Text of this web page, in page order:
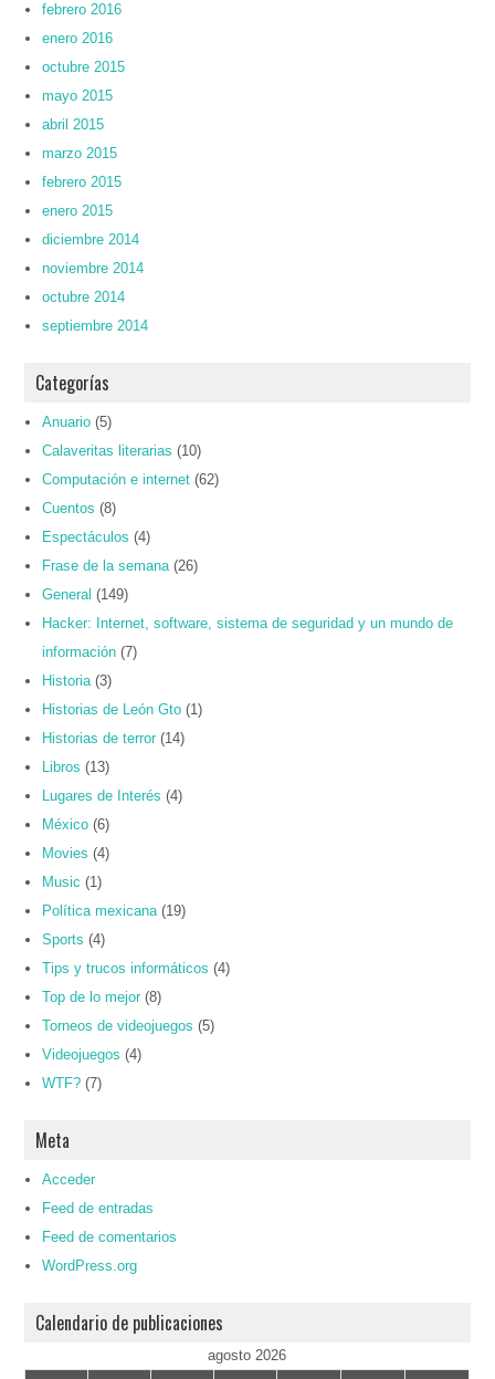
febrero 2016
enero 2016
octubre 2015
mayo 2015
abril 2015
marzo 2015
febrero 2015
enero 2015
diciembre 2014
noviembre 2014
octubre 2014
septiembre 2014
Categorías
Anuario (5)
Calaveritas literarias (10)
Computación e internet (62)
Cuentos (8)
Espectáculos (4)
Frase de la semana(26)
General (149)
Hacker: Internet, software, sistema de seguridad y un mundo de
información (7)
Historia(3)
Historias de León Gto (1)
Historias de terror (14)
Libros (13)
Lugares de Interés (4)
México (6)
Movies (4)
Music (1)
Política mexicana(19)
Sports (4)
Tips y trucos informáticos (4)
Top de lo mejor (8)
Torneos de videojuegos (5)
Videojuegos (4)
WTF? (7)
Meta
Acceder
Feed de entradas
Feed de comentarios
WordPress.org
Calendario de publicaciones
agosto 2026